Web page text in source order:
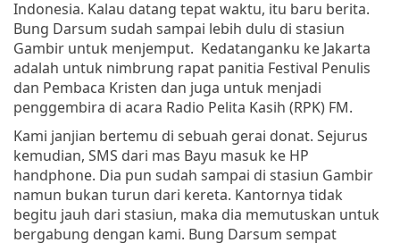
Indonesia. Kalau datang tepat waktu, itu baru berita.
Bung Darsum sudah sampai lebih dulu di stasiun
Gambir untuk menjemput. Kedatanganku ke Jakarta
adalah untuk nimbrung rapat panitia Festival Penulis
dan Pembaca Kristen dan juga untuk menjadi
penggembira di acara Radio Pelita Kasih (RPK) FM.
Kami janjian bertemu di sebuah gerai donat. Sejurus
kemudian, SMS dari mas Bayu masuk ke HP
handphone. Dia pun sudah sampai di stasiun Gambir
namun bukan turun dari kereta. Kantornya tidak
begitu jauh dari stasiun, maka dia memutuskan untuk
bergabung dengan kami. Bung Darsum sempat